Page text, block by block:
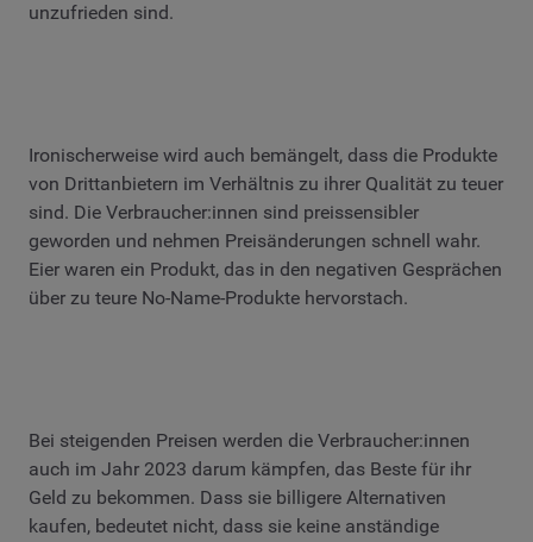
unzufrieden sind.
Ironischerweise wird auch bemängelt, dass die Produkte
von Drittanbietern im Verhältnis zu ihrer Qualität zu teuer
sind. Die Verbraucher:innen sind preissensibler
geworden und nehmen Preisänderungen schnell wahr.
Eier waren ein Produkt, das in den negativen Gesprächen
über zu teure No-Name-Produkte hervorstach.
Bei steigenden Preisen werden die Verbraucher:innen
auch im Jahr 2023 darum kämpfen, das Beste für ihr
Geld zu bekommen. Dass sie billigere Alternativen
kaufen, bedeutet nicht, dass sie keine anständige